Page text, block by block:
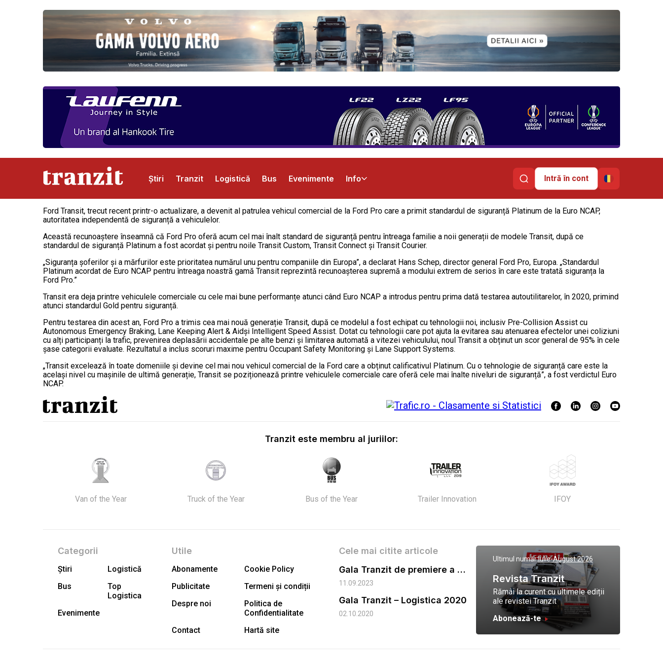
Știri Tranzit Logistică Bus Evenimente Info
Abonamente Publicitate Contact
Intră în cont
Ford Transit, trecut recent printr-o actualizare, a devenit al patrulea vehicul comercial de la Ford Pro care a primit standardul de siguranță Platinum de la Euro NCAP,
autoritatea independentă de siguranță a vehiculelor.
Această recunoaștere înseamnă că Ford Pro oferă acum cel mai înalt standard de siguranță pentru întreaga familie a noii generații de modele Transit, după ce
standardul de siguranță Platinum a fost acordat și pentru noile Transit Custom, Transit Connect și Transit Courier.
„Siguranța șoferilor și a mărfurilor este prioritatea numărul unu pentru companiile din Europa”, a declarat Hans Schep, director general Ford Pro, Europa. „Standardul
Platinum acordat de Euro NCAP pentru întreaga noastră gamă Transit reprezintă recunoașterea supremă a modului extrem de serios în care este tratată siguranța la
Ford Pro.”
Transit era deja printre vehiculele comerciale cu cele mai bune performanțe atunci când Euro NCAP a introdus pentru prima dată testarea autoutilitarelor, în 2020, primind
atunci standardul Gold pentru siguranță.
Pentru testarea din acest an, Ford Pro a trimis cea mai nouă generație Transit, după ce modelul a fost echipat cu tehnologii noi, inclusiv Pre-Collision Assist cu
Autonomous Emergency Braking, Lane Keeping Alert & Aidși Intelligent Speed Assist. Dotat cu tehnologii care pot ajuta la evitarea sau atenuarea efectelor unei coliziuni
cu alți participanți la trafic, prevenirea deplasării accidentale pe alte benzi și limitarea automată a vitezei vehiculului, noul Transit a obținut un scor general de 95% în cele
șase categorii evaluate. Rezultatul a inclus scoruri maxime pentru Occupant Safety Monitoring și Lane Support Systems.
„Transit excelează în toate domeniile și devine cel mai nou vehicul comercial de la Ford care a obținut calificativul Platinum. Cu o tehnologie de siguranță care este la
același nivel cu mașinile de ultimă generație, Transit se poziționează printre vehiculele comerciale care oferă cele mai înalte niveluri de siguranță”, a fost verdictul Euro
NCAP.
Tranzit este membru al juriilor:
Van of the Year Truck of the Year Bus of the Year Trailer Innovation IFOY
Categorii
Știri
Logistică
Bus
Top
Logistica
Evenimente
Utile
Abonamente
Cookie Policy
Publicitate
Termeni și condiții
Despre noi
Politica de
Confidentialitate
Contact
Hartă site
Cele mai citite articole
Gala Tranzit de premiere a celor mai eficienti operatori de transport marfa 2023
11.09.2023
Gala Tranzit – Logistica 2020
02.10.2020
Ultimul număr:Iulie-August 2026
Revista Tranzit
Rămâi la curent cu ultimele ediții
ale revistei Tranzit
Abonează-te